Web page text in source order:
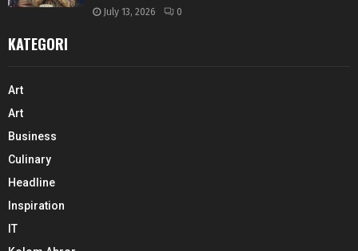
July 13, 2026 0
KATEGORI
Art
Art
Business
Culinary
Headline
Inspiration
IT